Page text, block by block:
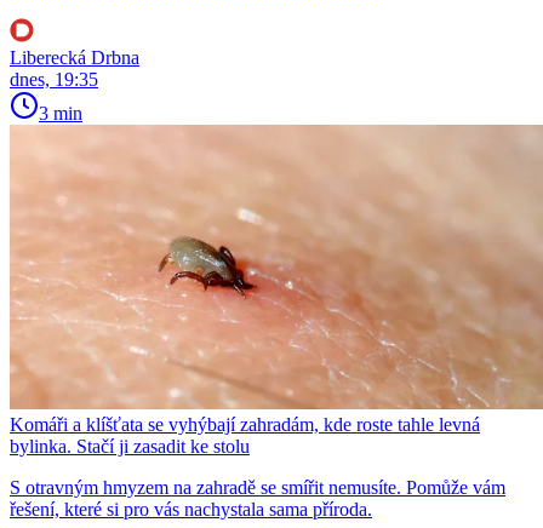
Liberecká Drbna
dnes, 19:35
3 min
Komáři a klíšťata se vyhýbají zahradám, kde roste tahle levná
bylinka. Stačí ji zasadit ke stolu
S otravným hmyzem na zahradě se smířit nemusíte. Pomůže vám
řešení, které si pro vás nachystala sama příroda.